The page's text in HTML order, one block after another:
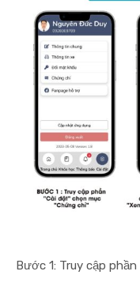
Bước 1: Truy cập